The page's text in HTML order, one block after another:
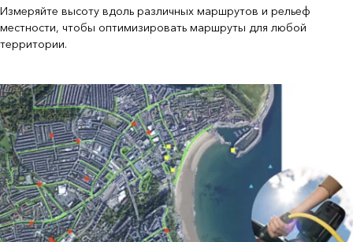
Измеряйте высоту вдоль различных маршрутов и рельеф
местности, чтобы оптимизировать маршруты для любой
территории.